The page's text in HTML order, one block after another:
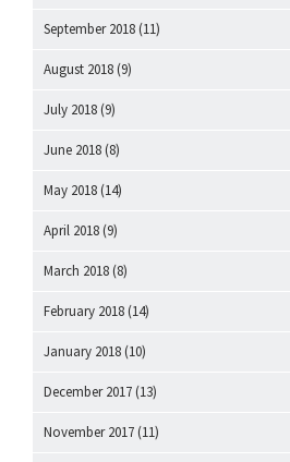
September 2018 (11)
August 2018 (9)
July 2018 (9)
June 2018 (8)
May 2018 (14)
April 2018 (9)
March 2018 (8)
February 2018 (14)
January 2018 (10)
December 2017 (13)
November 2017 (11)